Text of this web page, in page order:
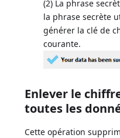
(2) La phrase
la phrase secrète
générer la clé de
courante.
Enlever le
toutes les
Cette opération